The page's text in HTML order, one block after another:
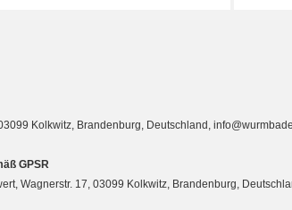
Kolkwitz, Brandenburg, Deutschland,
GPSR
Wagnerstr. 17, 03099 Kolkwitz, Brandenburg,